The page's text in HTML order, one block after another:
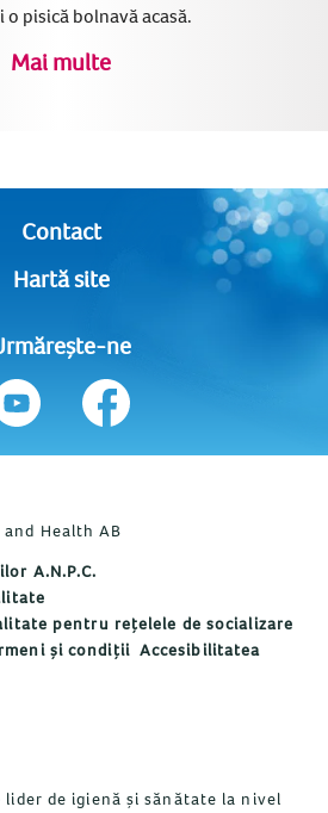
o pisică bolnavă acasă.
Mai multe
Contact
Hartă site
ne
Health AB
A.N.P.C.
pentru rețelele de socializare
și condiții Accesibilitatea
lider de igienă și sănătate la nivel